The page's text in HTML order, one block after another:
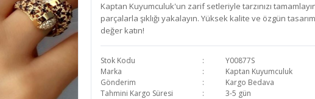
Kaptan Kuyumculuk'un zarif setleriyle tarzınızı
parçalarla şıklığı yakalayın. Yüksek kalite ve özgün
değer katın!
Stok Kodu
Y00877S
Marka
Kaptan Kuyumculuk
Gönderim
Kargo Bedava
Tahmini Kargo Süresi
3-5 gün